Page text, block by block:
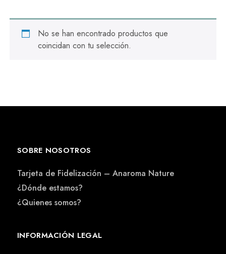
No se han encontrado productos que
coincidan con tu selección.
SOBRE NOSOTROS
Tarjeta de Fidelización – Anaroma Nature
¿Dónde estamos?
¿Quienes somos?
INFORMACIÓN LEGAL